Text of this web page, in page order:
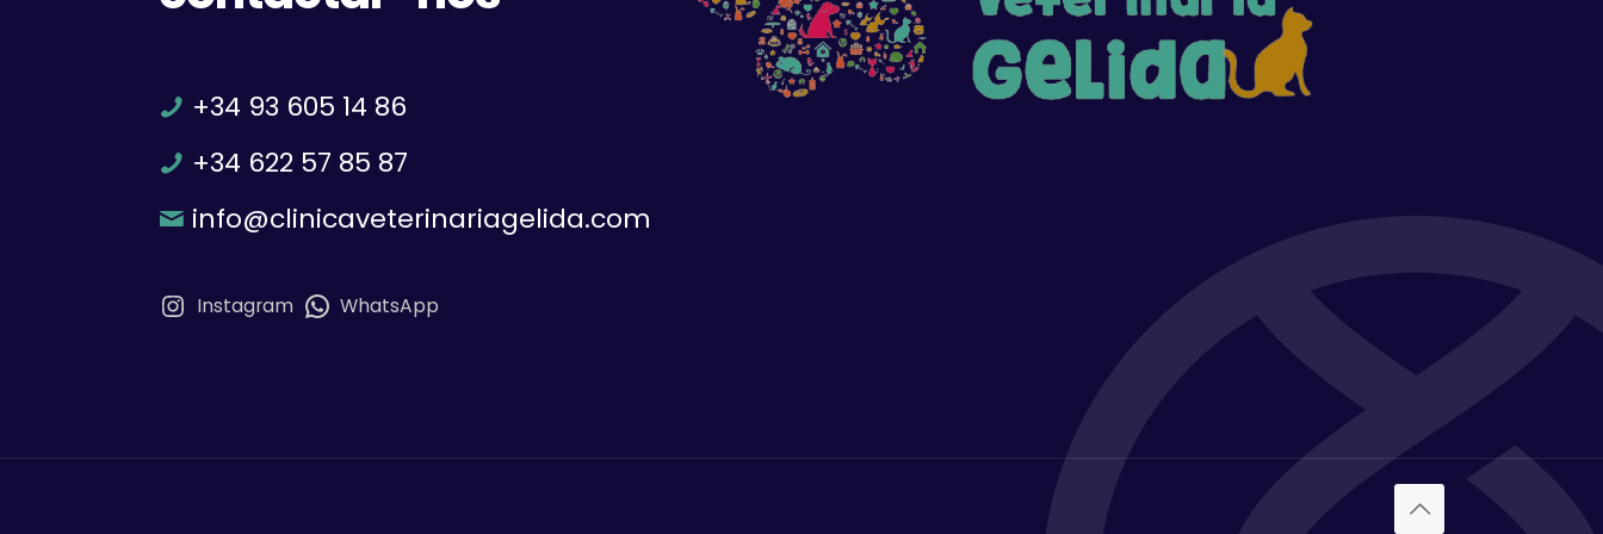
+34 93 605 14 86
+34 622 57 85 87
info@clinicaveterinariagelida.com
Instagram WhatsApp